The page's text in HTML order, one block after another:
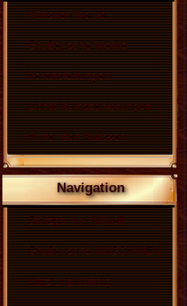
Künstler-Werke
Grußer'sche Werke
Veranstaltungen
Lichtbild-Inszenierungen
Hinter den Kulissen
Navigation
Stützpunkt / Aktuell
Grußer'sche MASCHINEN
Kurz und bündig